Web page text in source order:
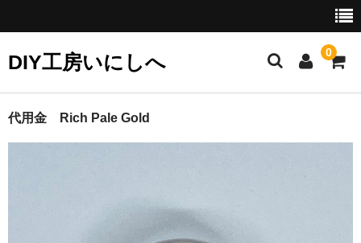
DIY工房いにしへ 0
お勧め商品
代用金 Rich Pale Gold